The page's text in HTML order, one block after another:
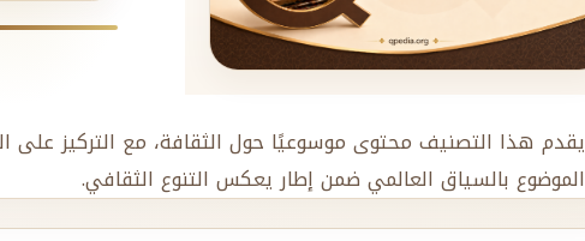
يقدم هذا التصنيف محتوى موسوعيًا حول الثقافة، مع التركيز على
الموضوع بالسياق العالمي ضمن إطار يعكس التنوع الثقافي.